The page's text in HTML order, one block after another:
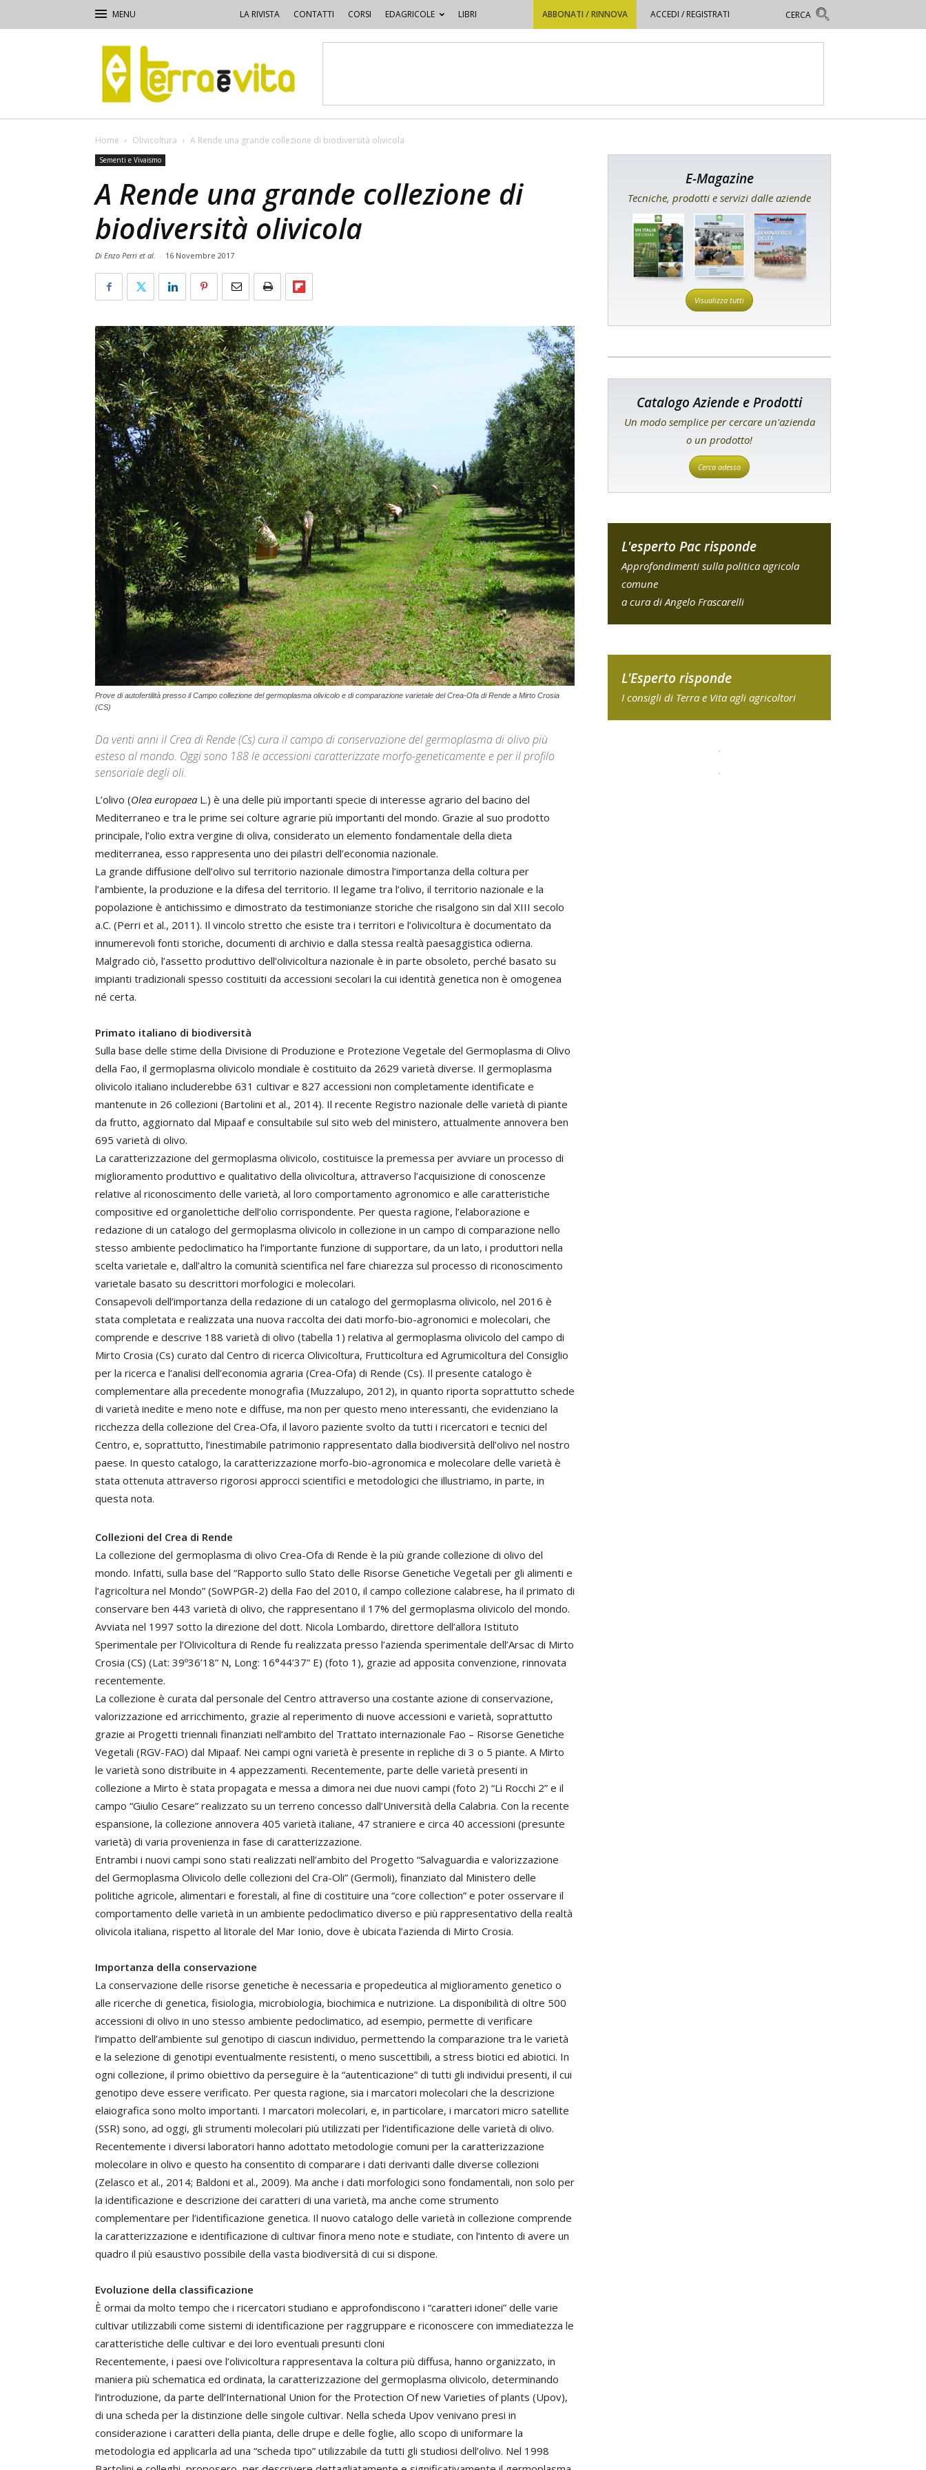
LA RIVISTA CONTATTI CORSI EDAGRICOLE LIBRI ABBONATI / RINNOVA ACCEDI / REGISTRATI
Terra
e
Vita
Home Olivicoltura A Rende una grande collezione di biodiversità olivicola
Sementi e Vivaismo
A Rende una grande collezione di
biodiversità olivicola
Di Enzo Perri et al. - 16 Novembre 2017
Prove di autofertilità presso il Campo collezione del germoplasma olivicolo e di comparazione varietale del Crea-Ofa di Rende a Mirto Crosia
(CS)
Da venti anni il Crea di Rende (Cs) cura il campo di conservazione del germoplasma di olivo più
esteso al mondo. Oggi sono 188 le accessioni caratterizzate morfo-geneticamente e per il profilo
sensoriale degli oli.
L’olivo (Olea europaea L.) è una delle più importanti specie di interesse agrario del bacino del
Mediterraneo e tra le prime sei colture agrarie più importanti del mondo. Grazie al suo prodotto
principale, l’olio extra vergine di oliva, considerato un elemento fondamentale della dieta
mediterranea, esso rappresenta uno dei pilastri dell’economia nazionale.
La grande diffusione dell’olivo sul territorio nazionale dimostra l’importanza della coltura per
l’ambiente, la produzione e la difesa del territorio. Il legame tra l’olivo, il territorio nazionale e la
popolazione è antichissimo e dimostrato da testimonianze storiche che risalgono sin dal XIII secolo
a.C. (Perri et al., 2011). Il vincolo stretto che esiste tra i territori e l’olivicoltura è documentato da
innumerevoli fonti storiche, documenti di archivio e dalla stessa realtà paesaggistica odierna.
Malgrado ciò, l’assetto produttivo dell’olivicoltura nazionale è in parte obsoleto, perché basato su
impianti tradizionali spesso costituiti da accessioni secolari la cui identità genetica non è omogenea
né certa.
Primato italiano di biodiversità
Sulla base delle stime della Divisione di Produzione e Protezione Vegetale del Germoplasma di Olivo
della Fao, il germoplasma olivicolo mondiale è costituito da 2629 varietà diverse. Il germoplasma
olivicolo italiano includerebbe 631 cultivar e 827 accessioni non completamente identificate e
mantenute in 26 collezioni (Bartolini et al., 2014). Il recente Registro nazionale delle varietà di piante
da frutto, aggiornato dal Mipaaf e consultabile sul sito web del ministero, attualmente annovera ben
695 varietà di olivo.
La caratterizzazione del germoplasma olivicolo, costituisce la premessa per avviare un processo di
miglioramento produttivo e qualitativo della olivicoltura, attraverso l’acquisizione di conoscenze
relative al riconoscimento delle varietà, al loro comportamento agronomico e alle caratteristiche
compositive ed organolettiche dell’olio corrispondente. Per questa ragione, l’elaborazione e
redazione di un catalogo del germoplasma olivicolo in collezione in un campo di comparazione nello
stesso ambiente pedoclimatico ha l’importante funzione di supportare, da un lato, i produttori nella
scelta varietale e, dall’altro la comunità scientifica nel fare chiarezza sul processo di riconoscimento
varietale basato su descrittori morfologici e molecolari.
Consapevoli dell’importanza della redazione di un catalogo del germoplasma olivicolo, nel 2016 è
stata completata e realizzata una nuova raccolta dei dati morfo-bio-agronomici e molecolari, che
comprende e descrive 188 varietà di olivo (tabella 1) relativa al germoplasma olivicolo del campo di
Mirto Crosia (Cs) curato dal Centro di ricerca Olivicoltura, Frutticoltura ed Agrumicoltura del Consiglio
per la ricerca e l’analisi dell’economia agraria (Crea-Ofa) di Rende (Cs). Il presente catalogo è
complementare alla precedente monografia (Muzzalupo, 2012), in quanto riporta soprattutto schede
di varietà inedite e meno note e diffuse, ma non per questo meno interessanti, che evidenziano la
ricchezza della collezione del Crea-Ofa, il lavoro paziente svolto da tutti i ricercatori e tecnici del
Centro, e, soprattutto, l’inestimabile patrimonio rappresentato dalla biodiversità dell’olivo nel nostro
paese. In questo catalogo, la caratterizzazione morfo-bio-agronomica e molecolare delle varietà è
stata ottenuta attraverso rigorosi approcci scientifici e metodologici che illustriamo, in parte, in
questa nota.
Collezioni del Crea di Rende
La collezione del germoplasma di olivo Crea-Ofa di Rende è la più grande collezione di olivo del
mondo. Infatti, sulla base del “Rapporto sullo Stato delle Risorse Genetiche Vegetali per gli alimenti e
l’agricoltura nel Mondo” (SoWPGR-2) della Fao del 2010, il campo collezione calabrese, ha il primato di
conservare ben 443 varietà di olivo, che rappresentano il 17% del germoplasma olivicolo del mondo.
Avviata nel 1997 sotto la direzione del dott. Nicola Lombardo, direttore dell’allora Istituto
Sperimentale per l’Olivicoltura di Rende fu realizzata presso l’azienda sperimentale dell’Arsac di Mirto
Crosia (CS) (Lat: 39º36’18” N, Long: 16°44’37” E) (foto 1), grazie ad apposita convenzione, rinnovata
recentemente.
La collezione è curata dal personale del Centro attraverso una costante azione di conservazione,
valorizzazione ed arricchimento, grazie al reperimento di nuove accessioni e varietà, soprattutto
grazie ai Progetti triennali finanziati nell’ambito del Trattato internazionale Fao – Risorse Genetiche
Vegetali (RGV-FAO) dal Mipaaf. Nei campi ogni varietà è presente in repliche di 3 o 5 piante. A Mirto
le varietà sono distribuite in 4 appezzamenti. Recentemente, parte delle varietà presenti in
collezione a Mirto è stata propagata e messa a dimora nei due nuovi campi (foto 2) “Li Rocchi 2” e il
campo “Giulio Cesare” realizzato su un terreno concesso dall’Università della Calabria. Con la recente
espansione, la collezione annovera 405 varietà italiane, 47 straniere e circa 40 accessioni (presunte
varietà) di varia provenienza in fase di caratterizzazione.
Entrambi i nuovi campi sono stati realizzati nell’ambito del Progetto “Salvaguardia e valorizzazione
del Germoplasma Olivicolo delle collezioni del Cra-Oli” (Germoli), finanziato dal Ministero delle
politiche agricole, alimentari e forestali, al fine di costituire una “core collection” e poter osservare il
comportamento delle varietà in un ambiente pedoclimatico diverso e più rappresentativo della realtà
olivicola italiana, rispetto al litorale del Mar Ionio, dove è ubicata l’azienda di Mirto Crosia.
Importanza della conservazione
La conservazione delle risorse genetiche è necessaria e propedeutica al miglioramento genetico o
alle ricerche di genetica, fisiologia, microbiologia, biochimica e nutrizione. La disponibilità di oltre 500
accessioni di olivo in uno stesso ambiente pedoclimatico, ad esempio, permette di verificare
l’impatto dell’ambiente sul genotipo di ciascun individuo, permettendo la comparazione tra le varietà
e la selezione di genotipi eventualmente resistenti, o meno suscettibili, a stress biotici ed abiotici. In
ogni collezione, il primo obiettivo da perseguire è la “autenticazione” di tutti gli individui presenti, il cui
genotipo deve essere verificato. Per questa ragione, sia i marcatori molecolari che la descrizione
elaiografica sono molto importanti. I marcatori molecolari, e, in particolare, i marcatori micro satellite
(SSR) sono, ad oggi, gli strumenti molecolari più utilizzati per l’identificazione delle varietà di olivo.
Recentemente i diversi laboratori hanno adottato metodologie comuni per la caratterizzazione
molecolare in olivo e questo ha consentito di comparare i dati derivanti dalle diverse collezioni
(Zelasco et al., 2014; Baldoni et al., 2009). Ma anche i dati morfologici sono fondamentali, non solo per
la identificazione e descrizione dei caratteri di una varietà, ma anche come strumento
complementare per l’identificazione genetica. Il nuovo catalogo delle varietà in collezione comprende
la caratterizzazione e identificazione di cultivar finora meno note e studiate, con l’intento di avere un
quadro il più esaustivo possibile della vasta biodiversità di cui si dispone.
Evoluzione della classificazione
È ormai da molto tempo che i ricercatori studiano e approfondiscono i “caratteri idonei” delle varie
cultivar utilizzabili come sistemi di identificazione per raggruppare e riconoscere con immediatezza le
caratteristiche delle cultivar e dei loro eventuali presunti cloni
Recentemente, i paesi ove l’olivicoltura rappresentava la coltura più diffusa, hanno organizzato, in
maniera più schematica ed ordinata, la caratterizzazione del germoplasma olivicolo, determinando
l’introduzione, da parte dell’International Union for the Protection Of new Varieties of plants (Upov),
di una scheda per la distinzione delle singole cultivar. Nella scheda Upov venivano presi in
considerazione i caratteri della pianta, delle drupe e delle foglie, allo scopo di uniformare la
metodologia ed applicarla ad una “scheda tipo” utilizzabile da tutti gli studiosi dell’olivo. Nel 1998
E-Magazine
Tecniche, prodotti e servizi dalle aziende
Visualizza tutti
Catalogo Aziende e Prodotti
Un modo semplice per cercare un'azienda
o un prodotto!
Cerca adesso
L'esperto Pac risponde
Approfondimenti sulla politica agricola
comune
a cura di Angelo Frascarelli
L'Esperto risponde
I consigli di Terra e Vita agli agricoltori